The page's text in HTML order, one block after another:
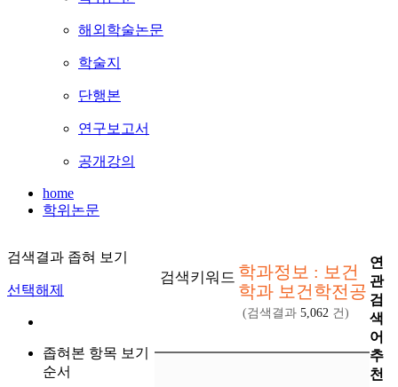
해외학술논문
학술지
단행본
연구보고서
공개강의
home
학위논문
검색결과 좁혀 보기
선택해제
좁혀본 항목 보기
순서
검색키워드 학과정보 : 보건
학과 보건학전공
(검색결과 5,062 건)
연
관
검
색
어
추
천